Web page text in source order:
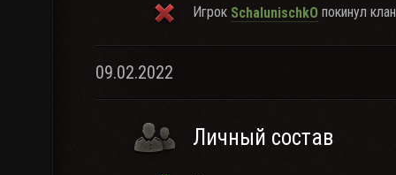
Игрок SchalunischkO покинул
09.02.2022
Личный состав